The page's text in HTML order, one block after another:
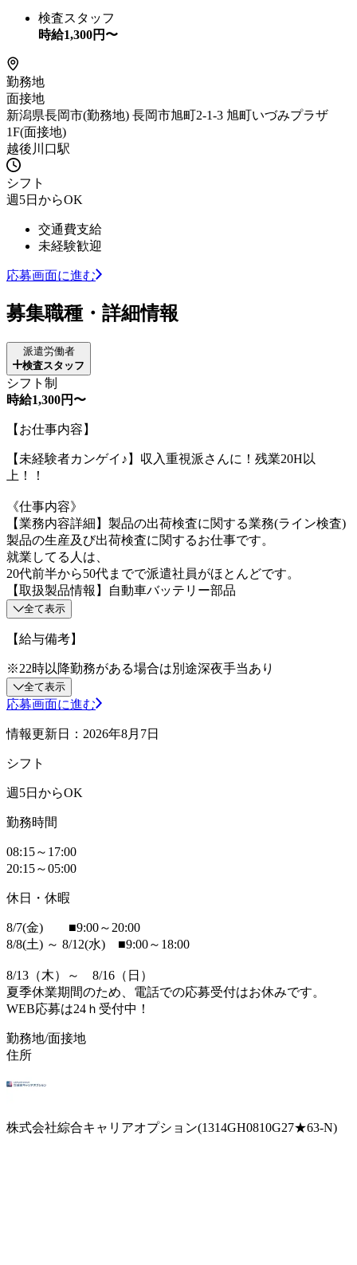
検査スタッフ
時給1,300円〜
勤務地
面接地
新潟県長岡市(勤務地) 長岡市旭町2-1-3 旭町いづみプラザ
1F(面接地)
越後川口駅
シフト
週5日からOK
交通費支給
未経験歓迎
応募画面に進む
募集職種・詳細情報
派遣労働者
検査スタッフ
シフト制
時給1,300円〜
【お仕事内容】
【未経験者カンゲイ♪】収入重視派さんに！残業20H以
上！！
《仕事内容》
【業務内容詳細】製品の出荷検査に関する業務(ライン検査)
製品の生産及び出荷検査に関するお仕事です。
就業してる人は、
20代前半から50代までで派遣社員がほとんどです。
【取扱製品情報】自動車バッテリー部品
全て表示
【給与備考】
※22時以降勤務がある場合は別途深夜手当あり
全て表示
応募画面に進む
情報更新日：2026年8月7日
シフト
週5日からOK
勤務時間
08:15～17:00
20:15～05:00
休日・休暇
8/7(金) ■9:00～20:00
8/8(土) ～ 8/12(水) ■9:00～18:00
8/13（木）～ 8/16（日）
夏季休業期間のため、電話での応募受付はお休みです。
WEB応募は24ｈ受付中！
勤務地/面接地
住所
株式会社綜合キャリアオプション(1314GH0810G27★63-N)